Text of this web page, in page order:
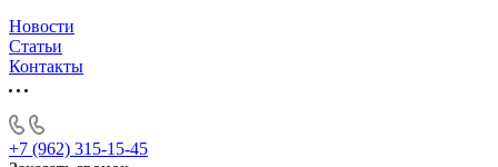
Новости
Статьи
Контакты
+7 (962) 315-15-45